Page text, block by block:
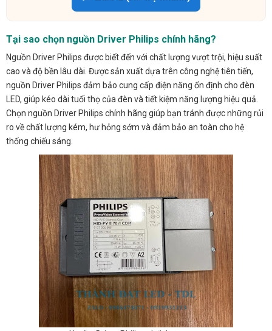
Tại sao chọn nguồn Driver Philips chính hãng?
Nguồn Driver Philips được biết đến với chất lượng vượt trội, hiệu suất
cao và độ bền lâu dài. Được sản xuất dựa trên công nghệ tiên tiến,
nguồn Driver Philips đảm bảo cung cấp điện năng ổn định cho đèn
LED, giúp kéo dài tuổi thọ của đèn và tiết kiệm năng lượng hiệu quả.
Chọn nguồn Driver Philips chính hãng giúp bạn tránh được những rủi
ro về chất lượng kém, hư hỏng sớm và đảm bảo an toàn cho hệ
thống chiếu sáng.